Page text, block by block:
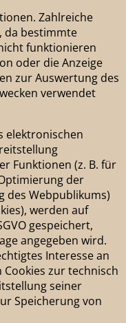
Zahlreiche
da bestimmte
funktionieren
oder die Anzeige
zur Auswertung des
verwendet
elektronischen
Funktionen (z. B. für
der
des Webpublikums)
werden auf
gespeichert,
angegeben wird.
Interesse an
zur technisch
seiner
Speicherung von